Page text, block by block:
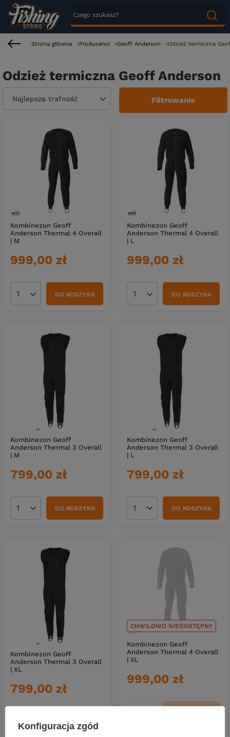
Strona główna Producenci Geoff Anderson Odzież termiczna
Odzież termiczna Geoff Anderson
Zmień sortowanie
Najlepsza trafność Filtrowanie
Kombinezon Geoff
Anderson Thermal 4 Overall
| M
999,00 zł
Ilość produktówDO KOSZYKA
Kombinezon Geoff
Anderson Thermal 4 Overall
| L
999,00 zł
Ilość produktówDO KOSZYKA
Kombinezon Geoff
Anderson Thermal 3 Overall
| M
799,00 zł
Ilość produktówDO KOSZYKA
Kombinezon Geoff
Anderson Thermal 3 Overall
| L
799,00 zł
Ilość produktówDO KOSZYKA
Kombinezon Geoff
Anderson Thermal 3 Overall
| XL
799,00 zł
Ilość produktówDO KOSZYKA
CHWILOWO NIEDOSTĘPNY
Kombinezon Geoff
Anderson Thermal 4 Overall
| XL
999,00 zł
Konfiguracja zgód